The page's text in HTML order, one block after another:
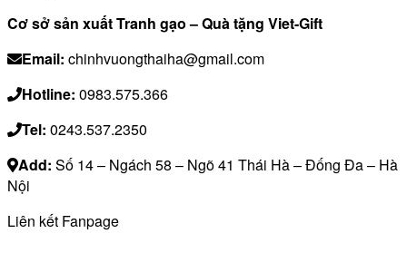
Cơ sở sản xuất Tranh gạo – Quà tặng Viet-Gift
Email: chinhvuongthaiha@gmail.com
Hotline: 0983.575.366
Tel: 0243.537.2350
Add: Số 14 – Ngách 58 – Ngõ 41 Thái Hà – Đống Đa – Hà
Nội
Liên kết Fanpage